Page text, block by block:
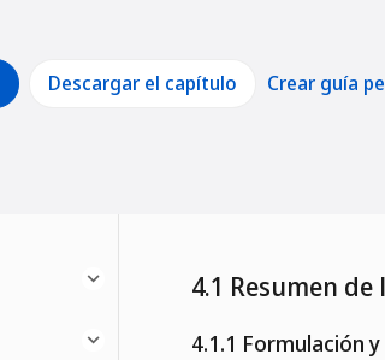
Descargar el capítulo Crear guía
4.1 Resumen
4.1.1 Formulación